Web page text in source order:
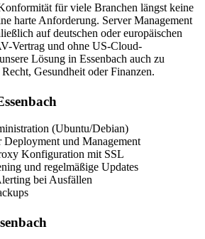
für viele Branchen längst keine
harte Anforderung. Server Management
auf deutschen oder europäischen
Vertrag und ohne US-Cloud-
Lösung in Essenbach auch zu
Gesundheit oder Finanzen.
(Ubuntu/Debian)
und Management
Konfiguration mit SSL
und regelmäßige Updates
bei Ausfällen